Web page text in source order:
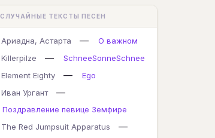
СЛУЧАЙНЫЕ ТЕКСТЫ ПЕСЕН
Ариадна, Астарта —
О важном
Killerpilze
—
SchneeSonneSchnee
Element Eighty
—
Ego
Иван Ургант
—
Поздравление певице Земфире
The Red Jumpsuit Apparatus
—